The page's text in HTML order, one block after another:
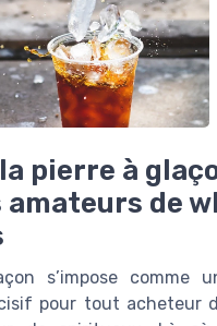
pierre à
de
s’impose comme
pour tout acheteur